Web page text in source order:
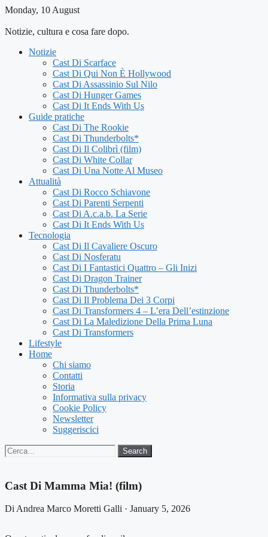
Monday, 10 August
Notizie, cultura e cosa fare dopo.
Notizie
Cast Di Scarface
Cast Di Qui Non È Hollywood
Cast Di Assassinio Sul Nilo
Cast Di Hunger Games
Cast Di It Ends With Us
Guide pratiche
Cast Di The Rookie
Cast Di Thunderbolts*
Cast Di Il Colibrì (film)
Cast Di White Collar
Cast Di Una Notte Al Museo
Attualità
Cast Di Rocco Schiavone
Cast Di Parenti Serpenti
Cast Di A.c.a.b. La Serie
Cast Di It Ends With Us
Tecnologia
Cast Di Il Cavaliere Oscuro
Cast Di Nosferatu
Cast Di I Fantastici Quattro – Gli Inizi
Cast Di Dragon Trainer
Cast Di Thunderbolts*
Cast Di Il Problema Dei 3 Corpi
Cast Di Transformers 4 – L’era Dell’estinzione
Cast Di La Maledizione Della Prima Luna
Cast Di Transformers
Lifestyle
Home
Chi siamo
Contatti
Storia
Informativa sulla privacy
Cookie Policy
Newsletter
Suggeriscici
Search
for:
Search
Cast Di Mamma Mia! (film)
Di Andrea Marco Moretti Galli · January 5, 2026